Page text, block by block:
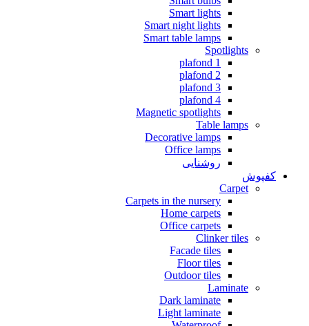
Smart lights
Smart night lights
Smart table lamps
Spotlights
1 plafond
2 plafond
3 plafond
4 plafond
Magnetic spotlights
Table lamps
Decorative lamps
Office lamps
روشنایی
کفپوش
Carpet
Carpets in the nursery
Home carpets
Office carpets
Clinker tiles
Facade tiles
Floor tiles
Outdoor tiles
Laminate
Dark laminate
Light laminate